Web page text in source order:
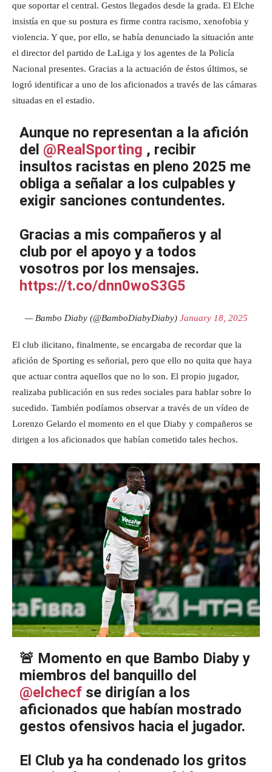
que soportar el central. Gestos llegados desde la grada. El Elche
insistía en que su postura es firme contra racismo, xenofobia y
violencia. Y que, por ello, se había denunciado la situación ante
el director del partido de LaLiga y los agentes de la Policía
Nacional presentes. Gracias a la actuación de éstos últimos, se
logró identificar a uno de los aficionados a través de las cámaras
situadas en el estadio.
Aunque no representan a la afición
del @RealSporting , recibir
insultos racistas en pleno 2025 me
obliga a señalar a los culpables y
exigir sanciones contundentes.
Gracias a mis compañeros y al
club por el apoyo y a todos
vosotros por los mensajes.
https://t.co/dnn0woS3G5
— Bambo Diaby (@BamboDiabyDiaby) January 18, 2025
El club ilicitano, finalmente, se encargaba de recordar que la
afición de Sporting es señorial, pero que ello no quita que haya
que actuar contra aquellos que no lo son. El propio jugador,
realizaba publicación en sus redes sociales para hablar sobre lo
sucedido. También podíamos observar a través de un vídeo de
Lorenzo Gelardo el momento en el que Diaby y compañeros se
dirigen a los aficionados que habían cometido tales hechos.
🚨 Momento en que Bambo Diaby y
miembros del banquillo del
@elchecf se dirigían a los
aficionados que habían mostrado
gestos ofensivos hacia el jugador.
El Club ya ha condenado los gritos